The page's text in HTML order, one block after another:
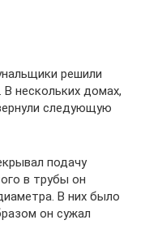
решили
нескольких домах,
следующую
подачу
в трубы он
В них было
он сужал